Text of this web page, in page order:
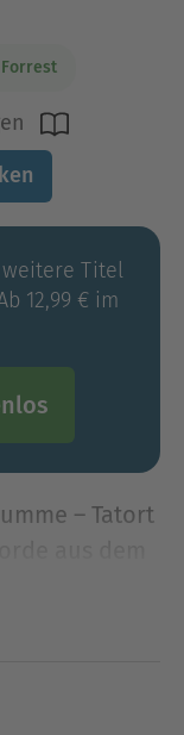
weitere Titel
12,99 € im
– Tatort
eines